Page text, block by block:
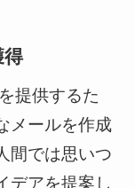
得
提供するた
メールを作成
間では思いつ
デアを提案し